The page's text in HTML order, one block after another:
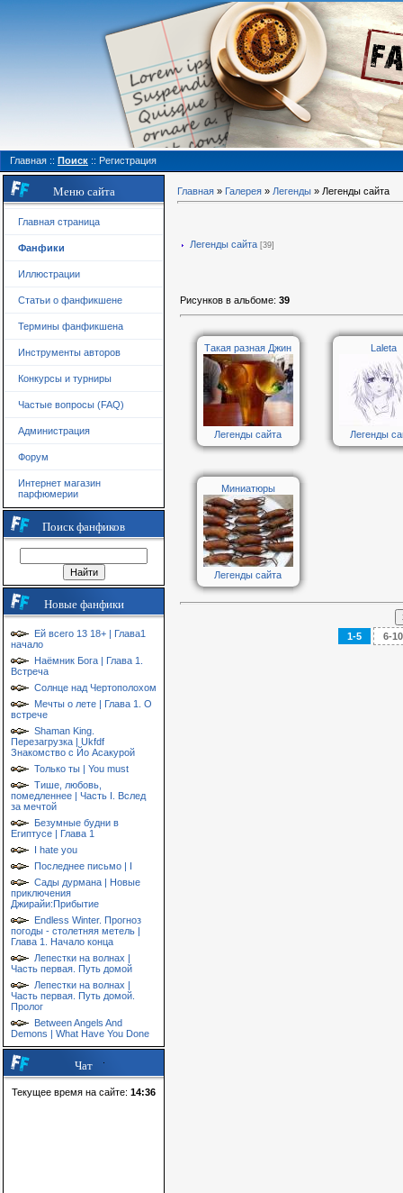
Главная :: Поиск :: Регистрация
Меню сайта
Главная страница
Фанфики
Иллюстрации
Статьи о фанфикшене
Термины фанфикшена
Инструменты авторов
Конкурсы и турниры
Частые вопросы (FAQ)
Администрация
Форум
Интернет магазин
парфюмерии
Поиск фанфиков
Новые фанфики
Ей всего 13 18+ | Глава1
начало
Наёмник Бога | Глава 1.
Встреча
Солнце над Чертополохом
Мечты о лете | Глава 1. О
встрече
Shaman King.
Перезагрузка | Ukfdf
Знакомство с Йо Асакурой
Только ты | You must
Тише, любовь,
помедленнее | Часть I. Вслед
за мечтой
Безумные будни в
Египтусе | Глава 1
I hate you
Последнее письмо | I
Сады дурмана | Новые
приключения
Джирайи:Прибытие
Endless Winter. Прогноз
погоды - столетняя метель |
Глава 1. Начало конца
Лепестки на волнах |
Часть первая. Путь домой
Лепестки на волнах |
Часть первая. Путь домой.
Пролог
Between Angels And
Demons | What Have You Done
Чат
Текущее время на сайте: 14:36
Главная » Галерея » Легенды » Легенды сайта
Легенды сайта [39]
Рисунков в альбоме: 39
Такая разная Джин
Легенды сайта
Laleta
Легенды
Миниатюры
Легенды сайта
1-5 6-10